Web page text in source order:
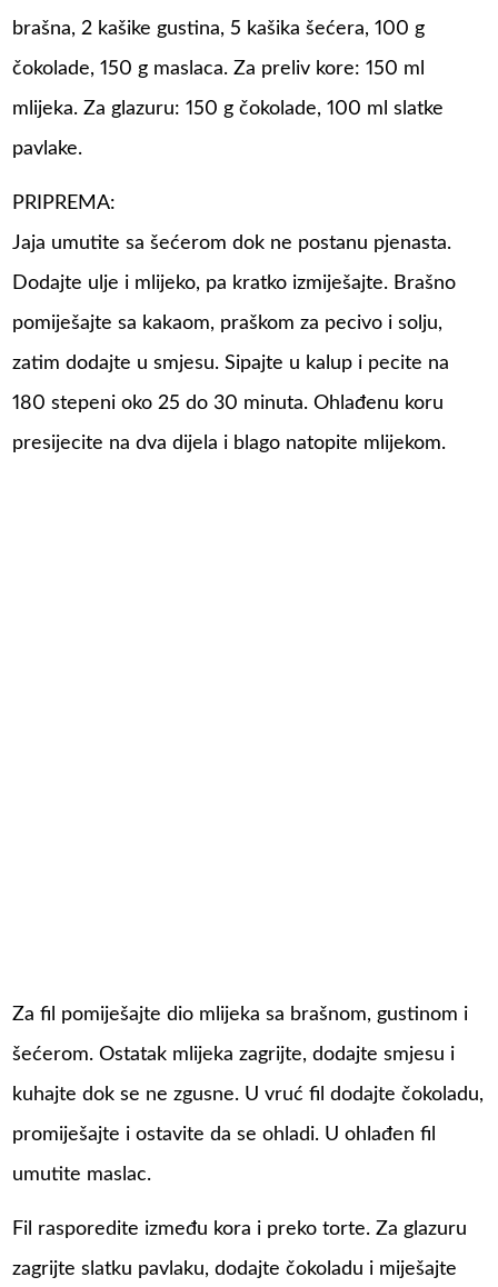
brašna, 2 kašike gustina, 5 kašika šećera, 100 g
čokolade, 150 g maslaca. Za preliv kore: 150 ml
mlijeka. Za glazuru: 150 g čokolade, 100 ml slatke
pavlake.
PRIPREMA:
Jaja umutite sa šećerom dok ne postanu pjenasta.
Dodajte ulje i mlijeko, pa kratko izmiješajte. Brašno
pomiješajte sa kakaom, praškom za pecivo i solju,
zatim dodajte u smjesu. Sipajte u kalup i pecite na
180 stepeni oko 25 do 30 minuta. Ohlađenu koru
presijecite na dva dijela i blago natopite mlijekom.
Za fil pomiješajte dio mlijeka sa brašnom, gustinom i
šećerom. Ostatak mlijeka zagrijte, dodajte smjesu i
kuhajte dok se ne zgusne. U vruć fil dodajte čokoladu,
promiješajte i ostavite da se ohladi. U ohlađen fil
umutite maslac.
Fil rasporedite između kora i preko torte. Za glazuru
zagrijte slatku pavlaku, dodajte čokoladu i miješajte